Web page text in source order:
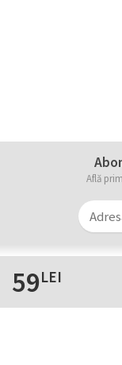
59LEI
Află
Informații